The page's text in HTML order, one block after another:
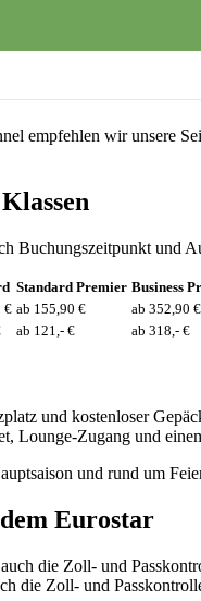
empfehlen wir unsere
Buchungszeitpunkt und
Standard Premier Business
€ ab 155,90 €
ab 352,90 €
ab 121,- € ab 318,- €
und kostenloser
Lounge-Zugang und
und rund um
Eurostar
die Zoll- und